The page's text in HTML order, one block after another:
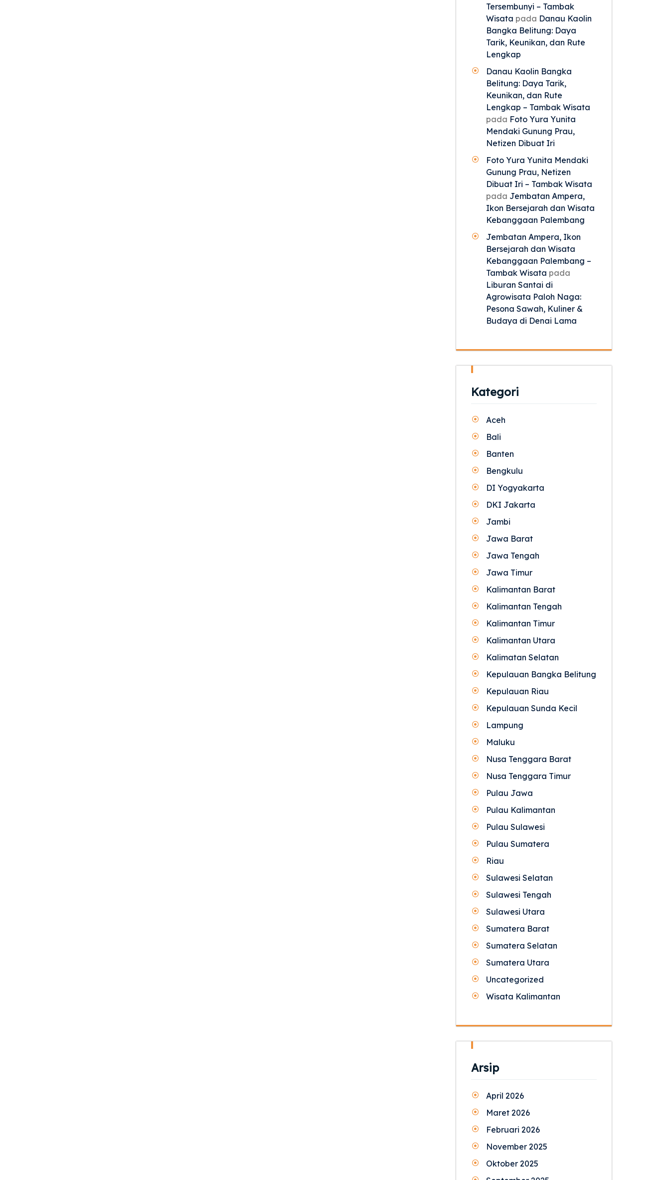
Tersembunyi – Tambak
Wisata pada Danau Kaolin
Bangka Belitung: Daya
Tarik, Keunikan, dan Rute
Lengkap
Danau Kaolin Bangka
Belitung: Daya Tarik,
Keunikan, dan Rute
Lengkap – Tambak Wisata
pada Foto Yura Yunita
Mendaki Gunung Prau,
Netizen Dibuat Iri
Foto Yura Yunita Mendaki
Gunung Prau, Netizen
Dibuat Iri – Tambak Wisata
pada Jembatan Ampera,
Ikon Bersejarah dan Wisata
Kebanggaan Palembang
Jembatan Ampera, Ikon
Bersejarah dan Wisata
Kebanggaan Palembang –
Tambak Wisata pada
Liburan Santai di
Agrowisata Paloh Naga:
Pesona Sawah, Kuliner &
Budaya di Denai Lama
Kategori
Aceh
Bali
Banten
Bengkulu
DI Yogyakarta
DKI Jakarta
Jambi
Jawa Barat
Jawa Tengah
Jawa Timur
Kalimantan Barat
Kalimantan Tengah
Kalimantan Timur
Kalimantan Utara
Kalimatan Selatan
Kepulauan Bangka Belitung
Kepulauan Riau
Kepulauan Sunda Kecil
Lampung
Maluku
Nusa Tenggara Barat
Nusa Tenggara Timur
Pulau Jawa
Pulau Kalimantan
Pulau Sulawesi
Pulau Sumatera
Riau
Sulawesi Selatan
Sulawesi Tengah
Sulawesi Utara
Sumatera Barat
Sumatera Selatan
Sumatera Utara
Uncategorized
Wisata Kalimantan
Arsip
April 2026
Maret 2026
Februari 2026
November 2025
Oktober 2025